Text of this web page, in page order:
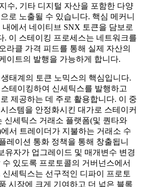
수, 기타 디지털 자산을 포함한 다양
로 노출될 수 있습니다. 핵심 메커니
에서 네이티브 SNX 토큰을 담보로
. 이 스테이킹 프로세스는 네트워크를
라클 가격 피드를 통해 실제 자산의
이트의 발행을 가능하게 합니다.
태계의 토큰 노믹스의 핵심입니다.
테이킹하여 신세틱스를 발행하고
제공하는 데 주로 활용합니다. 이 중
스템을 안정화시킨 대가로 스테이커
신세틱스 거래소 플랫폼(및 퀀타와
서 트레이더가 지불하는 거래소 수
레이션 통화 정책을 통해 창출됩니
유자가 업그레이드 및 매개변수 변경
있도록 프로토콜의 거버넌스에서
세틱스는 선구적인 디파이 프로토
시장에 크게 기여하고 더 넓은 블록